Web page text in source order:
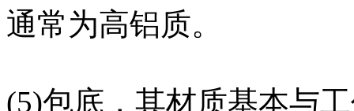
通常为高铝质。
(5)包底，其材质基本与